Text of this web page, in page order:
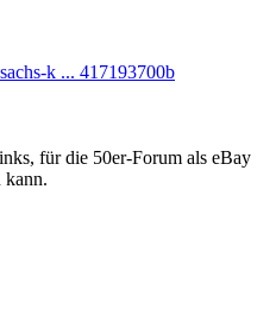
k ... 417193700b
für die 50er-Forum als eBay
kann.